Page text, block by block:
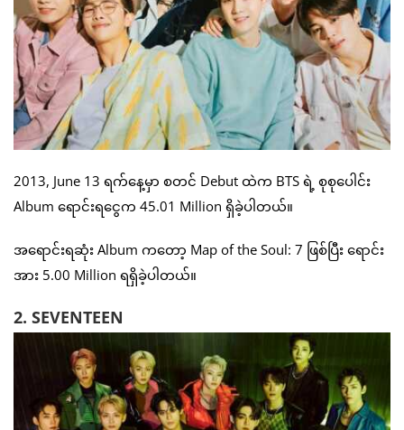
2013, June 13 ရက်နေ့မှာ စတင် Debut ထဲက BTS ရဲ့ စုစုပေါင်း
Album ရောင်းရငွေက 45.01 Million ရှိခဲ့ပါတယ်။
အရောင်းရဆုံး Album ကတော့ Map of the Soul: 7 ဖြစ်ပြီး ရောင်း
အား 5.00 Million ရရှိခဲ့ပါတယ်။
2. SEVENTEEN